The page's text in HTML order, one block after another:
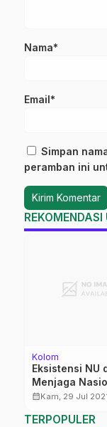
Nama*
Email*
Simpan
peramban ini
Kolom
Eksistensi NU
Menjaga
Bangsa
calendar_monthKam, 29 Jul
TERPOPULER